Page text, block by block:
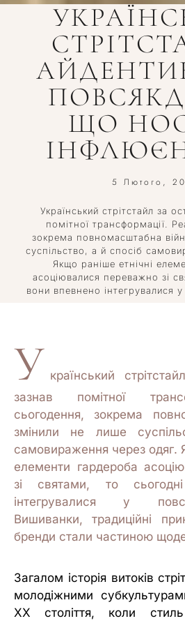
ЩО
5 Лютого,
Український стрітстайл за
помітної трансформації.
зокрема повномасштабна
суспільство, а й спосіб
Якщо раніше етнічні
асоціювалися переважно зі
вони впевнено інтегрувалися
У країнський стрітстайл
зазнав помітної
сьогодення, зокрема
змінили не лише
самовираження через одяг.
елементи гардероба
зі святами, то
інтегрувалися у
Вишиванки, традиційні
бренди стали частиною
Загалом історія витоків
молодіжними
ХХ століття, коли